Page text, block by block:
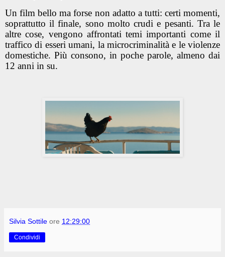
Un film bello ma forse non adatto a tutti: certi momenti,
soprattutto il finale, sono molto crudi e pesanti. Tra le
altre cose, vengono affrontati temi importanti come il
traffico di esseri umani, la microcriminalità e le violenze
domestiche. Più consono, in poche parole, almeno dai
12 anni in su.
Silvia Sottile ore 12:29:00
Condividi